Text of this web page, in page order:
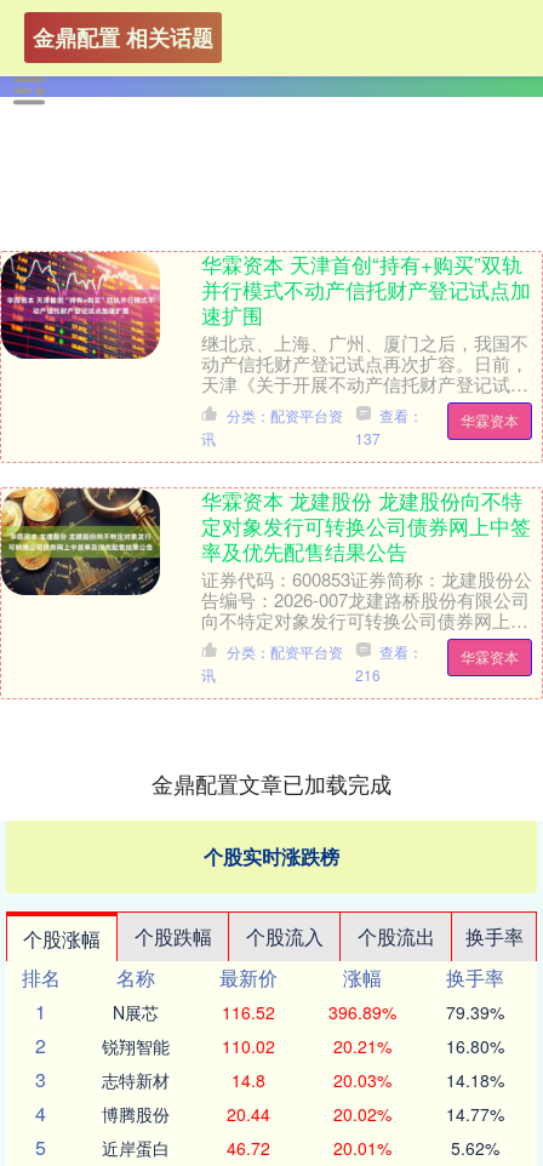
金鼎配置 相关话题
华霖资本 天津首创“持有+购买”双轨
并行模式不动产信托财产登记试点加
速扩围
继北京、上海、广州、厦门之后，我国不
动产信托财产登记试点再次扩容。日前，
天津《关于开展不动产信托财产登记试点
的通知》（以下简称《通知》）正式发
布。记者发现，与前....
华霖资本
分类：配资平台资
讯
查看：
137
华霖资本 龙建股份 龙建股份向不特
定对象发行可转换公司债券网上中签
率及优先配售结果公告
证券代码：600853证券简称：龙建股份公
告编号：2026-007龙建路桥股份有限公司
向不特定对象发行可转换公司债券网上中
签率及优先配售结果公告保荐人（联席主
承....
华霖资本
分类：配资平台资
讯
查看：
216
金鼎配置文章已加载完成
个股实时涨跌榜
个股涨幅 个股跌幅 个股流入 个股流出
换手率
排名
名称 最新价 涨幅
换手率
1
N展芯 116.52 396.89% 79.39%
2 锐翔智能 110.02 20.21% 16.80%
3 志特新材 14.8 20.03% 14.18%
4 博腾股份 20.44 20.02% 14.77%
5 近岸蛋白 46.72 20.01% 5.62%